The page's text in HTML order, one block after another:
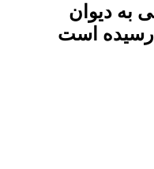
به دیوان
رسیده است